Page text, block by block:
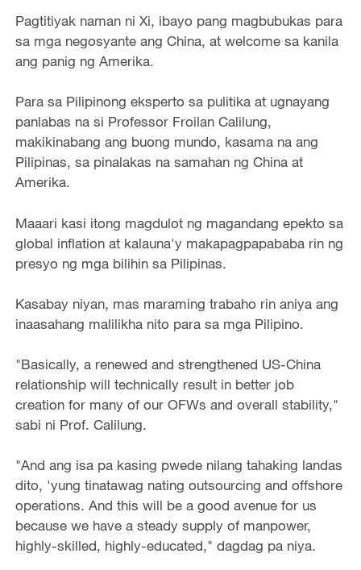
Pagtitiyak naman ni Xi, ibayo pang magbubukas para
sa mga negosyante ang China, at welcome sa kanila
ang panig ng Amerika.
Para sa Pilipinong eksperto sa pulitika at ugnayang
panlabas na si Professor Froilan Calilung,
makikinabang ang buong mundo, kasama na ang
Pilipinas, sa pinalakas na samahan ng China at
Amerika.
Maaari kasi itong magdulot ng magandang epekto sa
global inflation at kalauna'y makapagpapababa rin ng
presyo ng mga bilihin sa Pilipinas.
Kasabay niyan, mas maraming trabaho rin aniya ang
inaasahang malilikha nito para sa mga Pilipino.
"Basically, a renewed and strengthened US-China
relationship will technically result in better job
creation for many of our OFWs and overall stability,"
sabi ni Prof. Calilung.
"And ang isa pa kasing pwede nilang tahaking landas
dito, 'yung tinatawag nating outsourcing and offshore
operations. And this will be a good avenue for us
because we have a steady supply of manpower,
highly-skilled, highly-educated," dagdag pa niya.